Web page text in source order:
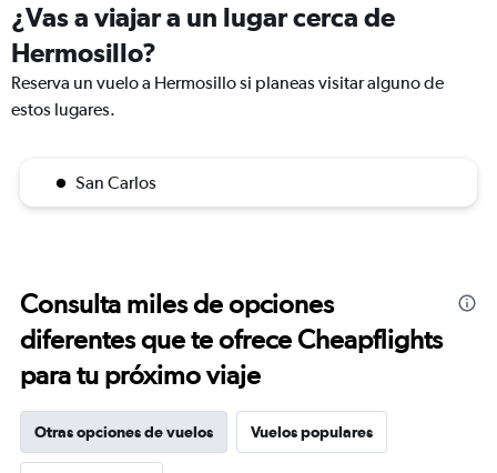
¿Vas a viajar a un lugar cerca de
Hermosillo?
Reserva un vuelo a Hermosillo si planeas visitar alguno de
estos lugares.
San Carlos
Consulta miles de opciones
diferentes que te ofrece Cheapflights
para tu próximo viaje
Otras opciones de vuelos Vuelos populares